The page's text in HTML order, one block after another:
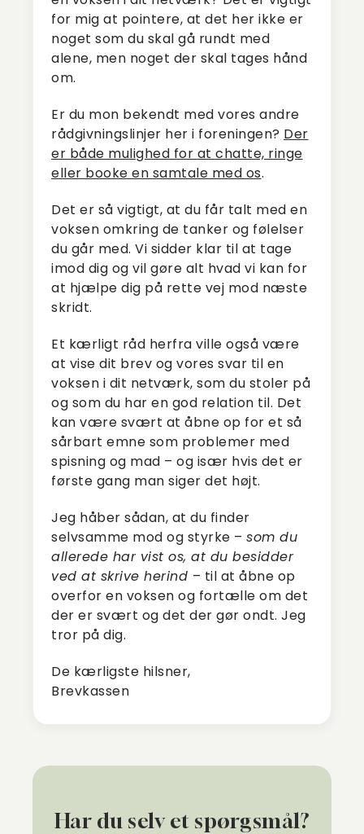
for mig at pointere, at det her ikke er
noget som du skal gå rundt med
alene, men noget der skal tages hånd
om.
Er du mon bekendt med vores andre
rådgivningslinjer her i foreningen? Der
er både mulighed for at chatte, ringe
eller booke en samtale med os.
Det er så vigtigt, at du får talt med en
voksen omkring de tanker og følelser
du går med. Vi sidder klar til at tage
imod dig og vil gøre alt hvad vi kan for
at hjælpe dig på rette vej mod næste
skridt.
Et kærligt råd herfra ville også være
at vise dit brev og vores svar til en
voksen i dit netværk, som du stoler på
og som du har en god relation til. Det
kan være svært at åbne op for et så
sårbart emne som problemer med
spisning og mad – og især hvis det er
første gang man siger det højt.
Jeg håber sådan, at du finder
selvsamme mod og styrke – som du
allerede har vist os, at du besidder
ved at skrive herind – til at åbne op
overfor en voksen og fortælle om det
der er svært og det der gør ondt. Jeg
tror på dig.
De kærligste hilsner,
Brevkassen
Har du selv et spørgsmål?